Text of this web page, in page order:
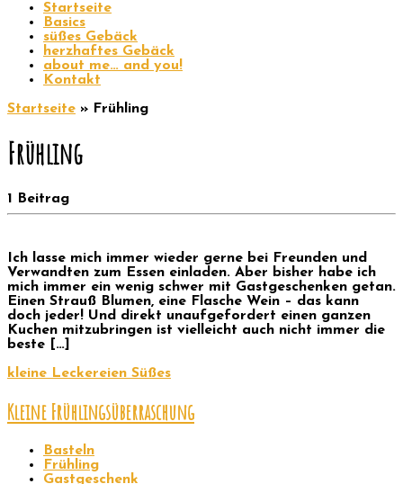
Startseite
Basics
süßes Gebäck
herzhaftes Gebäck
about me… and you!
Kontakt
Startseite » Frühling
Frühling
1 Beitrag
Ich lasse mich immer wieder gerne bei Freunden und
Verwandten zum Essen einladen. Aber bisher habe ich
mich immer ein wenig schwer mit Gastgeschenken getan.
Einen Strauß Blumen, eine Flasche Wein – das kann
doch jeder! Und direkt unaufgefordert einen ganzen
Kuchen mitzubringen ist vielleicht auch nicht immer die
beste […]
kleine Leckereien Süßes
Kleine Frühlingsüberraschung
Basteln
Frühling
Gastgeschenk